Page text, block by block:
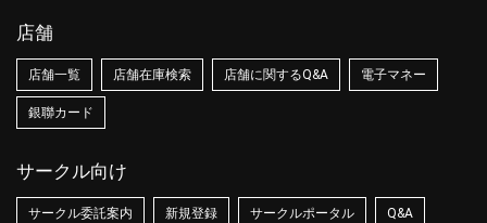
店舗
店舗一覧 店舗在庫検索 店舗に関するQ&A 電子マネー
銀聯カード
サークル向け
サークル委託案内 新規登録 サークルポータル Q&A